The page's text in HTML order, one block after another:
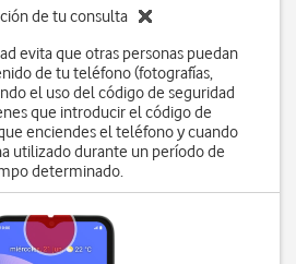
de tu consulta
evita que otras personas puedan
de tu teléfono (fotografías,
el uso del código de seguridad
que introducir el código de
enciendes el teléfono y cuando
utilizado durante un período de
determinado.